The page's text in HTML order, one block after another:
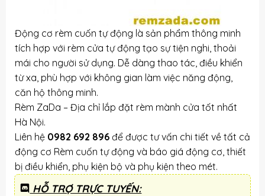
Động cơ rèm cuốn tự động là sản phẩm thông minh
tích hợp với rèm cửa tự động tạo sự tiện nghi, thoải
mái cho người sử dụng. Dễ dàng thao tác, điều khiển
từ xa, phù hợp với không gian làm việc năng động,
căn hộ thông minh.
Rèm ZaDa – Địa chỉ lắp đặt rèm mành cửa tốt nhất
Hà Nội.
Liên hệ 0982 692 896để được tư vấn chi tiết về tất cả
động cơ Rèm cuốn tự động và báo giá động cơ, thiết
bị điều khiển, phụ kiện bộ và phụ kiện theo mét.
HỖ TRỢ TRỰC TUYẾN: